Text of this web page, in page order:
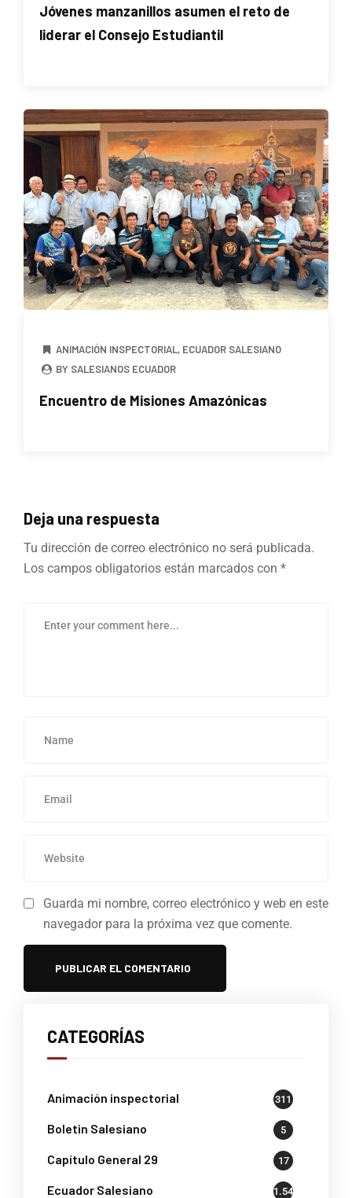
Jóvenes manzanillos asumen el reto de
liderar el Consejo Estudiantil
ANIMACIÓN INSPECTORIAL, ECUADOR SALESIANO
BY SALESIANOS ECUADOR
Encuentro de Misiones Amazónicas
Deja una respuesta
Tu dirección de correo electrónico no será publicada.
Los campos obligatorios están marcados con *
Guarda mi nombre, correo electrónico y web en este
navegador para la próxima vez que comente.
CATEGORÍAS
Animación inspectorial 311
Boletin Salesiano 5
Capítulo General 29 17
Ecuador Salesiano 1.541